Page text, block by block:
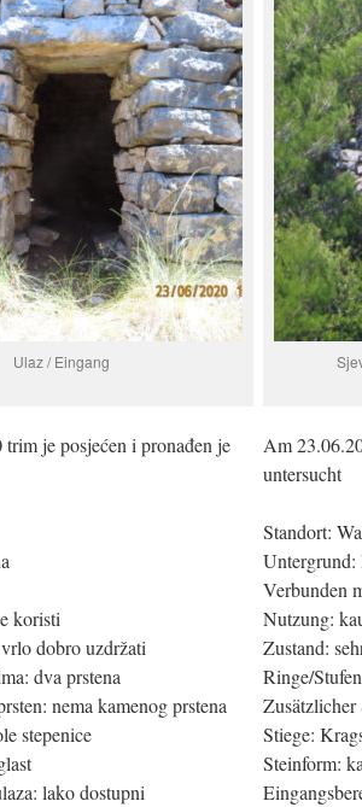
Ulaz / Eingang
je posjećen i pronađen je
koristi
dobro uzdržati
dva prstena
nema kamenog prstena
stepenice
lako dostupni
Am
untersucht
Standort:
Untergrund:
Verbunden
Nutzung:
Zustand:
Ringe/
Stiege:
Steinform: